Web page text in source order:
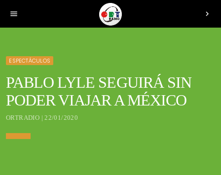
menu chevron_right
ESPECTÁCULOS
PABLO LYLE SEGUIRÁ SIN
PODER VIAJAR A MÉXICO
ORTRADIO | 22/01/2020